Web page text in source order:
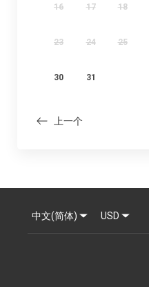
16 17 18
23 24 25
30 31
上一个
中文(简体) USD